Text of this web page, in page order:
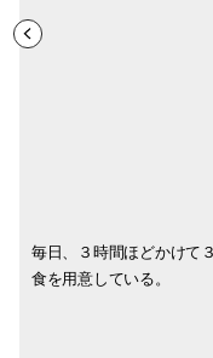
毎日、３時間ほどかけて
食を用意している。
孫3人は中学生と高校生。
しいながらも一緒に食べ